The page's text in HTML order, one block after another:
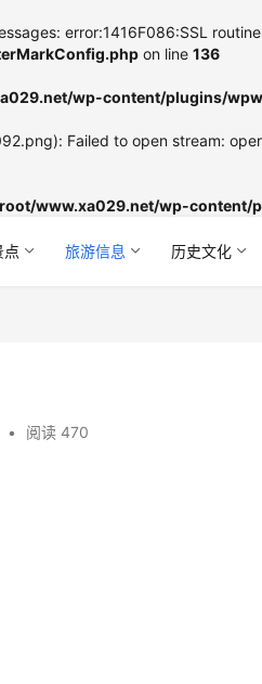
error:1416F086:SSL
on line 136
wp-content/plugins/
Failed to open stream:
www.xa029.net/wp-content/
点 旅游信息 历史文化
• 阅读 470